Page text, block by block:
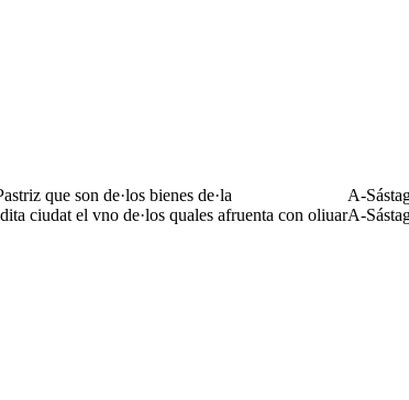
que son de·los bienes de·la A-
ciudat el vno de·los quales afruenta con oliuarA-